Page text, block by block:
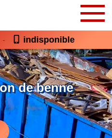
- indisponible
de benne